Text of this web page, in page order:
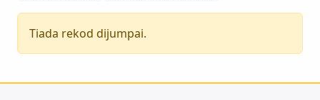
Tiada rekod dijumpai.